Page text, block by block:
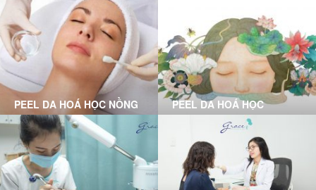
PEEL DA HOÁ HỌC NỒNG
ĐỘ NHẸ LÀ GÌ?
PEEL DA HOÁ HỌC